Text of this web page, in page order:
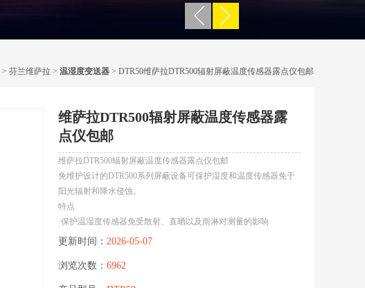
> 芬兰维萨拉 > 温湿度变送器 > DTR50维萨拉DTR500辐射屏蔽温度传感器露点仪包邮
维萨拉DTR500辐射屏蔽温度传感器露
点仪包邮
维萨拉DTR500辐射屏蔽温度传感器露点仪包邮
免维护设计的DTR500系列屏蔽设备可保护湿度和温度传感器免于
阳光辐射和降水侵蚀。
特点
·保护温湿度传感器免受散射、直晒以及雨淋对测量的影响
更新时间： 2026-05-07
浏览次数： 6962